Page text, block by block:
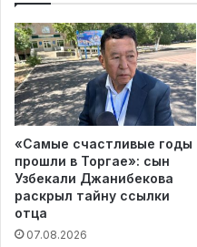
«Самые счастливые годы
прошли в Торгае»: сын
Узбекали Джанибекова
раскрыл тайну ссылки
отца
07.08.2026